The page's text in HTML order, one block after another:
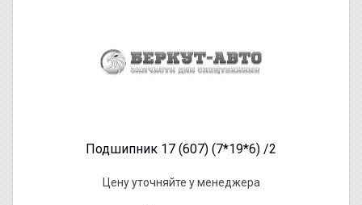
Подшипник 17 (607) (7*19*6) /2
Цену уточняйте у менеджера